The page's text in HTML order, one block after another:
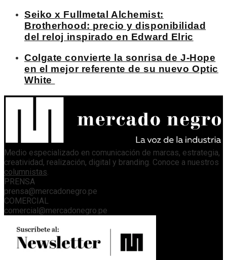
Seiko x Fullmetal Alchemist:
Brotherhood: precio y disponibilidad
del reloj inspirado en Edward Elric
Colgate convierte la sonrisa de J-Hope
en el mejor referente de su nuevo Optic
White
Medio especializado en comunicación de marcas, estrategia,
creatividad, realización, digital y branding. Conoce a nuestros
columnistas
PRENSA
prensa@mercadonegro.pe
COMERCIAL
comercial@mercadonegro.pe